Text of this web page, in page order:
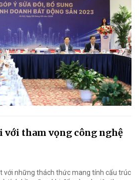
với tham vọng công nghệ
với những thách thức mang tính cấu trúc